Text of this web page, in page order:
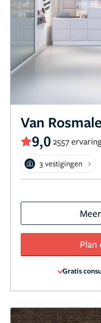
Van
9,0 2557
3 vestigingen
Plan
Gratis